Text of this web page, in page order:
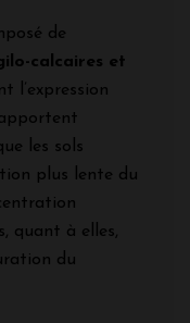
de
calcaires et
l’expression
les sols
plus lente du
quant à elles,
du